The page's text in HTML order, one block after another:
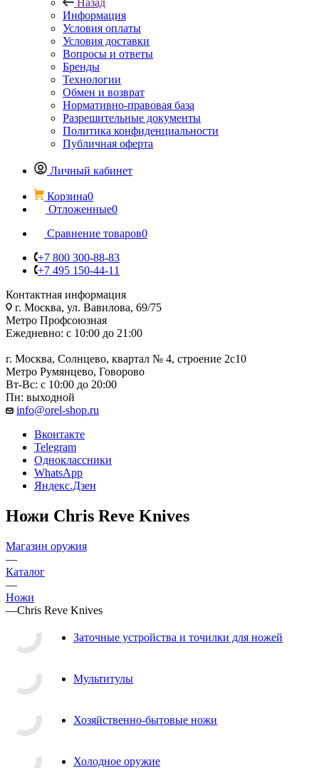
Назад
Информация
Условия оплаты
Условия доставки
Вопросы и ответы
Бренды
Технологии
Обмен и возврат
Нормативно-правовая база
Разрешительные документы
Политика конфиденциальности
Публичная оферта
Личный кабинет
Корзина0
Отложенные0
Сравнение товаров0
+7 800 300-88-83
+7 495 150-44-11
Контактная информация
г. Москва, ул. Вавилова, 69/75
Метро Профсоюзная
Ежедневно: с 10:00 до 21:00
г. Москва, Солнцево, квартал № 4, строение 2с10
Метро Румянцево, Говорово
Вт-Вс: с 10:00 до 20:00
Пн: выходной
info@orel-shop.ru
Вконтакте
Telegram
Одноклассники
WhatsApp
Яндекс.Дзен
Ножи Chris Reve Knives
Магазин оружия
—
Каталог
—
Ножи
—Chris Reve Knives
Заточные устройства и точилки для ножей
Мультитулы
Хозяйственно-бытовые ножи
Холодное оружие